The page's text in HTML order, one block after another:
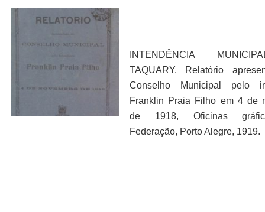
INTENDÊNCIA
TAQUARY. Relatório
Conselho Municipal pelo
Franklin Praia Filho em 4 de
de 1918, Oficinas
Federação, Porto Alegre, 1919.